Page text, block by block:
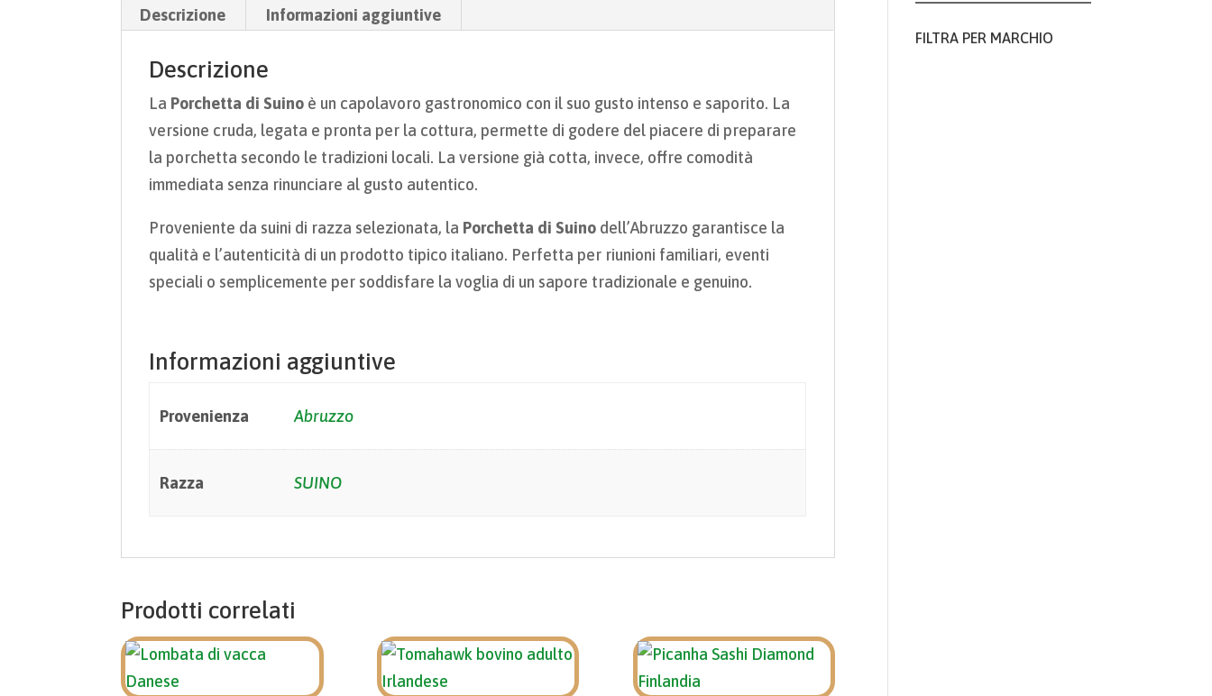
Descrizione Informazioni aggiuntive
Descrizione
La Porchetta di Suino è un capolavoro gastronomico con il suo gusto intenso e saporito. La
versione cruda, legata e pronta per la cottura, permette di godere del piacere di preparare
la porchetta secondo le tradizioni locali. La versione già cotta, invece, offre comodità
immediata senza rinunciare al gusto autentico.
Proveniente da suini di razza selezionata, la Porchetta di Suino dell’Abruzzo garantisce la
qualità e l’autenticità di un prodotto tipico italiano. Perfetta per riunioni familiari, eventi
speciali o semplicemente per soddisfare la voglia di un sapore tradizionale e genuino.
Informazioni aggiuntive
Provenienza Abruzzo
Razza SUINO
Prodotti correlati
FILTRA PER MARCHIO